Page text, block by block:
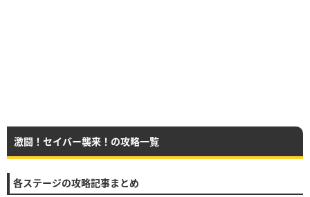
激闘！セイバー襲来！の攻略一覧
各ステージの攻略記事まとめ